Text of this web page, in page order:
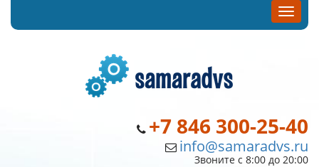
+7 846 300-25-40
info@samaradvs.ru
Звоните с 8:00 до 20:00